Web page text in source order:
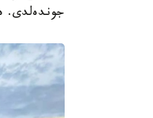
جوندەلدى.